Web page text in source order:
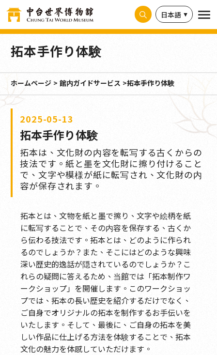
日本語
拓本手作り体験
ホームページ 館内ガイドサービス 拓本手作り体験
2025-05-13
拓本手作り体験
拓本は、文化財の内容を転写する古くからの
技法です。紙と墨を文化財に擦り付けること
で、文字や模様が紙に転写され、文化財の内
容が保存されます。
拓本とは、文物を紙と墨で擦り、文字や絵柄を紙
に転写することで、その内容を保存する、古くか
ら伝わる技法です。拓本とは、どのように作られ
るのでしょうか？また、そこにはどのような興味
深い歴史的逸話が隠されているのでしょうか？こ
れらの疑問に答えるため、当館では「拓本制作ワ
ークショップ」を開催します。このワークショッ
プでは、拓本の長い歴史を紹介するだけでなく、
ご自身でオリジナルの拓本を制作するお手伝いを
いたします。そして、最後に、ご自身の拓本を美
しい作品に仕上げる方法を体験することで、拓本
文化の魅力を体感していただけます。
クッキー利用の管理について